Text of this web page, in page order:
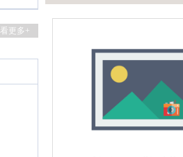
更多+